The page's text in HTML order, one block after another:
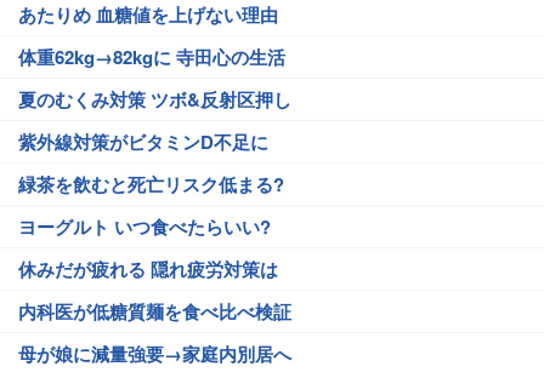
あたりめ 血糖値を上げない理由
体重62kg→82kgに 寺田心の生活
夏のむくみ対策 ツボ&反射区押し
紫外線対策がビタミンD不足に
緑茶を飲むと死亡リスク低まる?
ヨーグルト いつ食べたらいい?
休みだが疲れる 隠れ疲労対策は
内科医が低糖質麺を食べ比べ検証
母が娘に減量強要→家庭内別居へ